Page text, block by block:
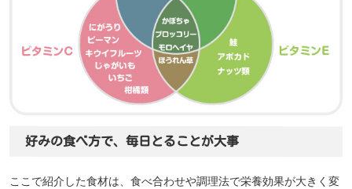
好みの食べ方で、毎日とることが大事
ここで紹介した食材は、食べ合わせや調理法で栄養効果が大きく変